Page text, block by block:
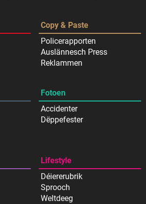
Copy & Paste
Policerapporten
Auslännesch Press
Reklammen
Fotoen
Accidenter
Dëppefester
Lifestyle
Déiererubrik
Sprooch
Weltdeeg